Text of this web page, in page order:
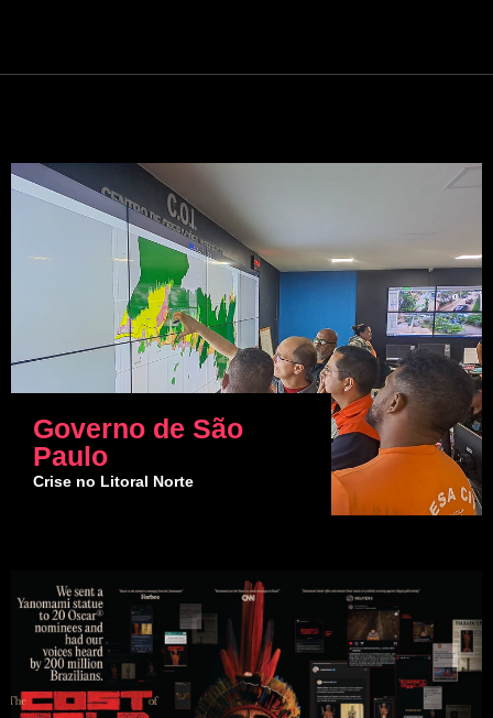
Governo de São
Paulo
Crise no Litoral Norte